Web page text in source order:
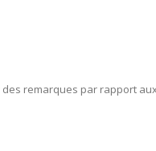
remarques par rapport